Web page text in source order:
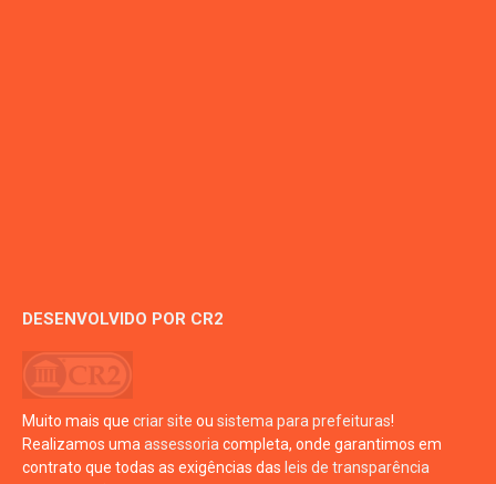
DESENVOLVIDO POR CR2
Muito mais que criar site ou sistema para prefeituras!
Realizamos uma assessoria completa, onde garantimos em
contrato que todas as exigências das leis de transparência